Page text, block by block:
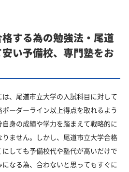
する為の勉強法・尾道
い予備校、専門塾をお
、尾道市立大学の入試科目に対して
ーダーライン以上得点を取れるよう
身の成績や学力を踏まえて戦略的に
ません。しかし、尾道市立大学合格
しても予備校代や塾代が高いだけで
なる為、合わないと思ってもすぐに